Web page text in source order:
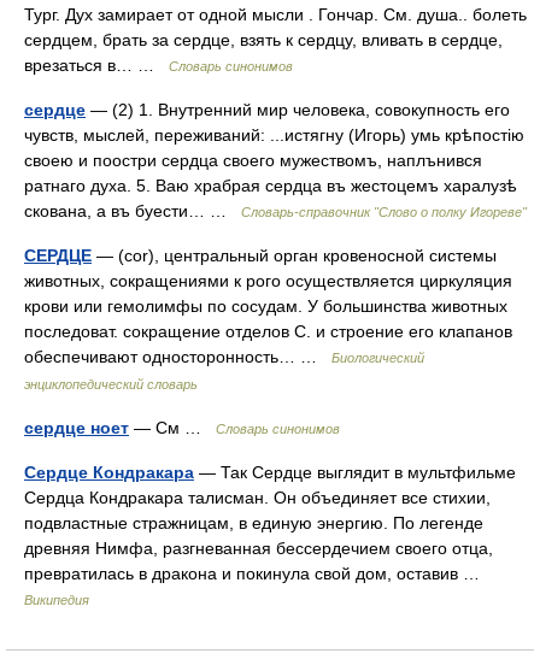
Тург. Дух замирает от одной мысли . Гончар. См. душа.. болеть
сердцем, брать за сердце, взять к сердцу, вливать в сердце,
врезаться в… …
Словарь синонимов
сердце — (2) 1. Внутренний мир человека, совокупность его
чувств, мыслей, переживаний: ...истягну (Игорь) умь крѣпостію
своею и поостри сердца своего мужествомъ, наплънився
ратнаго духа. 5. Ваю храбрая сердца въ жестоцемъ харалузѣ
скована, а въ буести… …
Словарь-справочник "Слово о полку Игореве"
СЕРДЦЕ — (соr), центральный орган кровеносной системы
животных, сокращениями к рого осуществляется циркуляция
крови или гемолимфы по сосудам. У большинства животных
последоват. сокращение отделов С. и строение его клапанов
обеспечивают односторонность… …
Биологический
энциклопедический словарь
сердце ноет — См … Словарь синонимов
Сердце Кондракара — Так Сердце выглядит в мультфильме
Сердца Кондракара талисман. Он объединяет все стихии,
подвластные стражницам, в единую энергию. По легенде
древняя Нимфа, разгневанная бессердечием своего отца,
превратилась в дракона и покинула свой дом, оставив …
Википедия